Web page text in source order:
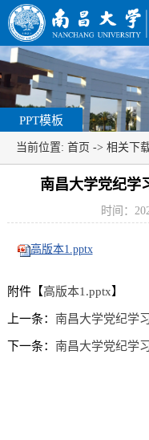
PPT模板
当前位置: 首页 -> 相关下
南昌大学党纪学
时间：
高版本1.pptx
附件【高版本1.pptx】
上一条： 南昌大学党纪学
下一条： 南昌大学党纪学